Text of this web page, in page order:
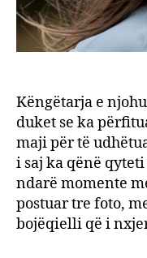
Këngëtarja e
duket se ka
maji për të
i saj ka qënë
ndarë momente
postuar tre foto,
bojëqielli që i